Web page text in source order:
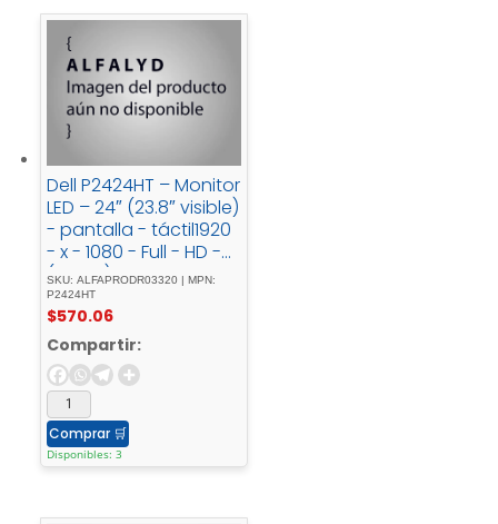
Dell P2424HT – Monitor
LED – 24″ (23.8″ visible)
- pantalla - táctil1920
- x - 1080 - Full - HD -
(1080p) - @ - 60 -
HzIPS300 -
cd/m²1000:15 -
msHDMI, - DisplayPort,
- USB-Caltavoces
SKU: ALFAPRODR03320 | MPN:
P2424HT
$570.06
Compartir:
Comprar 🛒
Disponibles: 3